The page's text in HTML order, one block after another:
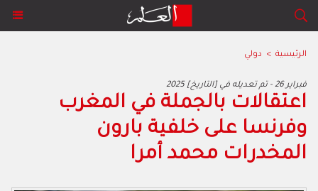
الرئيسية > دولي
2025 فبراير 26 - تم تعديله في [التاريخ]
اعتقالات بالجملة في المغرب
وفرنسا على خلفية بارون
المخدرات محمد أمرا